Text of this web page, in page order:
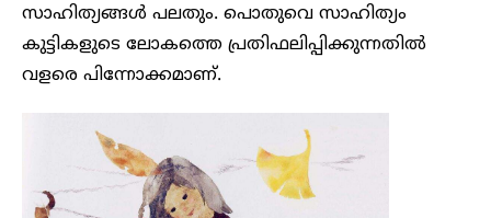
സാഹിത്യങ്ങൾ പലതും. പൊതുവെ സാഹിത്യം
കുട്ടികളുടെ ലോകത്തെ പ്രതിഫലിപ്പിക്കുന്നതിൽ
വളരെ പിന്നോക്കമാണ്.